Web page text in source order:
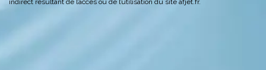
indirect résultant de l’accès ou de l’utilisation du site afjet.fr.